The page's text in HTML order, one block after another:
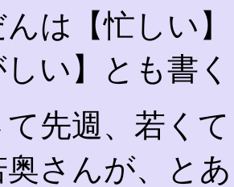
は【忙しい
しい】とも書
先週、若く
奥さんが、と